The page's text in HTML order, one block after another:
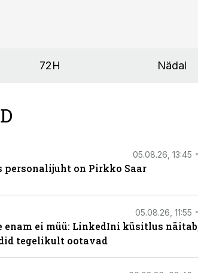
72H Nädal
05.08.26, 13:45
personalijuht on Pirkko Saar
05.08.26, 11:55
enam ei müü: LinkedIni küsitlus
tegelikult ootavad